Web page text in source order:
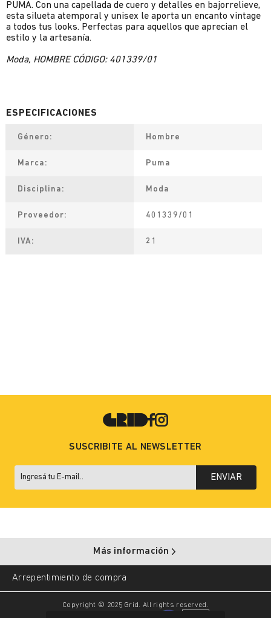
PUMA. Con una capellada de cuero y detalles en bajorrelieve,
esta silueta atemporal y unisex le aporta un encanto vintage
a todos tus looks. Perfectas para aquellos que aprecian el
estilo y la artesanía.
Moda, HOMBRE CÓDIGO: 401339/01
Género Hombre
Marca Puma
Disciplina Moda
Proveedor 401339/01
IVA 21
SUSCRIBITE AL NEWSLETTER
ENVIAR
Más información
Arrepentimiento de compra
Copyright © 2025 Grid. All rights reserved.